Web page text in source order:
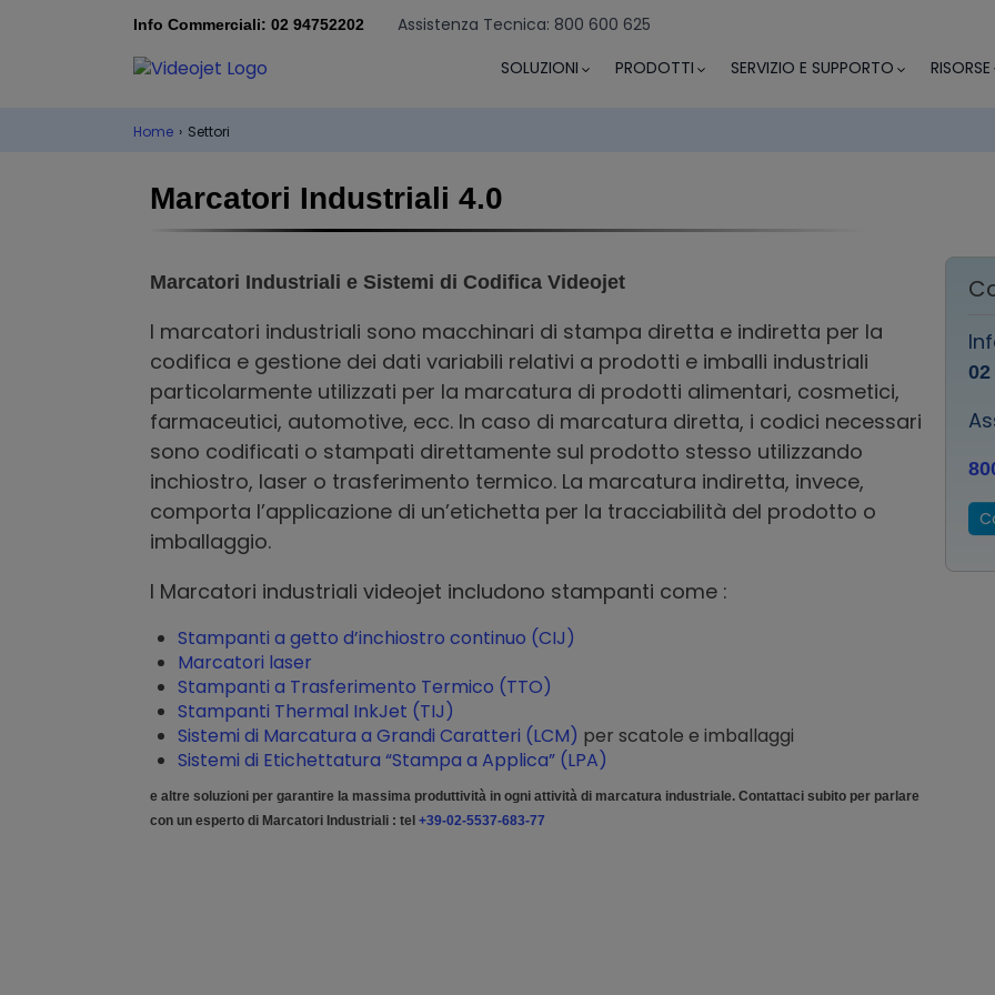
Info Commerciali: 02 94752202 Assistenza Tecnica: 800 600 625
SOLUZIONI
PRODOTTI SERVIZIO E SUPPORTO RISORSE
Home › Settori
Marcatori Industriali 4.0
Marcatori Industriali e Sistemi di Codifica Videojet
I marcatori industriali sono macchinari di stampa diretta e indiretta per la
codifica e gestione dei dati variabili relativi a prodotti e imballi industriali
particolarmente utilizzati per la marcatura di prodotti alimentari, cosmetici,
farmaceutici, automotive, ecc. In caso di marcatura diretta, i codici necessari
sono codificati o stampati direttamente sul prodotto stesso utilizzando
inchiostro, laser o trasferimento termico. La marcatura indiretta, invece,
comporta l’applicazione di un’etichetta per la tracciabilità del prodotto o
imballaggio.
I Marcatori industriali videojet includono stampanti come :
Stampanti a getto d’inchiostro continuo (CIJ)
Marcatori laser
Stampanti a Trasferimento Termico (TTO)
Stampanti Thermal InkJet (TIJ)
Sistemi di Marcatura a Grandi Caratteri (LCM) per scatole e imballaggi
Sistemi di Etichettatura “Stampa a Applica” (LPA)
e altre soluzioni per garantire la massima produttività in ogni attività di marcatura industriale. Contattaci subito per parlare
con un esperto di Marcatori Industriali : tel +39-02-5537-683-77
02